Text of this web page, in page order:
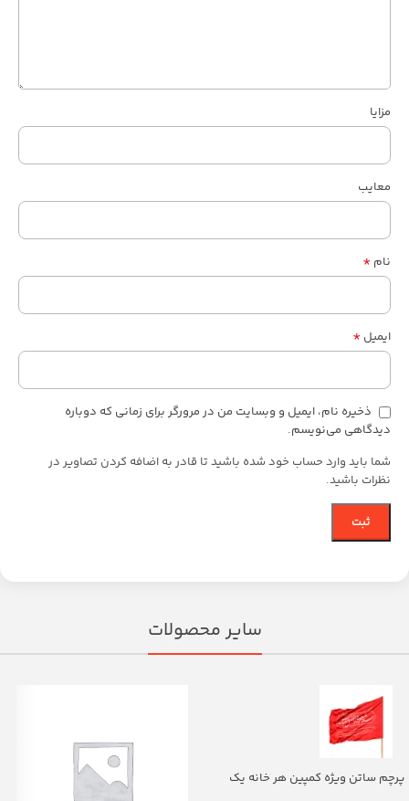
مزایا
معایب
نام *
ایمیل *
ذخیره نام، ایمیل و وبسایت من در مرورگر برای زمانی که دوباره
دیدگاهی می‌نویسم.
شما باید وارد حساب خود شده باشید تا قادر به اضافه کردن تصاویر در
نظرات باشید.
سایر محصولات
پرچم ساتن ویژه کمپین هر خانه یک